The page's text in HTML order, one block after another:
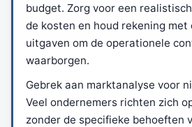
budget. Zorg voor een
de kosten en houd rekening met
uitgaven om de operationele
waarborgen.
Gebrek aan marktanalyse voor
Veel ondernemers richten zich
zonder de specifieke behoeften